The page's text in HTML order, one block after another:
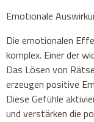
Emotionale
Die emotionalen
komplex. Einer der
Das Lösen von
erzeugen positive
Diese Gefühle
und verstärken die